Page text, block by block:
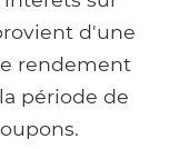
d'une
rendement
période de